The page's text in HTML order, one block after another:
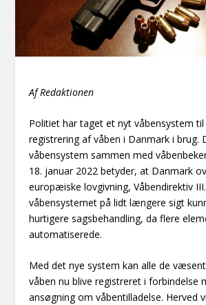
Af Redaktionen
Politiet har taget et nyt våbensystem
registrering af våben i Danmark i brug.
våbensystem sammen med
18. januar 2022 betyder, at Danmark
europæiske lovgivning, Våbendirektiv
våbensystemet på lidt længere sigt
hurtigere sagsbehandling, da flere
automatiserede.
Med det nye system kan alle de
våben nu blive registreret i forbindelse
ansøgning om våbentilladelse. Herved